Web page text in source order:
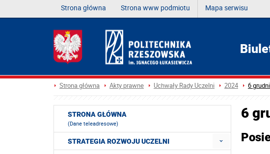
Strona główna Strona www podmiotu Mapa serwisu
Strona główna Akty prawne Uchwały Rady Uczelni 2024 6
6
STRONA GŁÓWNA
(Dane teleadresowe)
STRATEGIA ROZWOJU UCZELNI